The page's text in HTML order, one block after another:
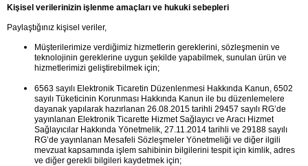
Kişisel verilerinizin işlenme amaçları ve hukuki sebepleri
Paylaştığınız kişisel veriler,
Müşterilerimize verdiğimiz hizmetlerin gereklerini, sözleşmenin ve
teknolojinin gereklerine uygun şekilde yapabilmek, sunulan ürün ve
hizmetlerimizi geliştirebilmek için;
6563 sayılı Elektronik Ticaretin Düzenlenmesi Hakkında Kanun, 6502
sayılı Tüketicinin Korunması Hakkında Kanun ile bu düzenlemelere
dayanak yapılarak hazırlanan 26.08.2015 tarihli 29457 sayılı RG’de
yayınlanan Elektronik Ticarette Hizmet Sağlayıcı ve Aracı Hizmet
Sağlayıcılar Hakkında Yönetmelik, 27.11.2014 tarihli ve 29188 sayılı
RG’de yayınlanan Mesafeli Sözleşmeler Yönetmeliği ve diğer ilgili
mevzuat kapsamında işlem sahibinin bilgilerini tespit için kimlik, adres
ve diğer gerekli bilgileri kaydetmek için;